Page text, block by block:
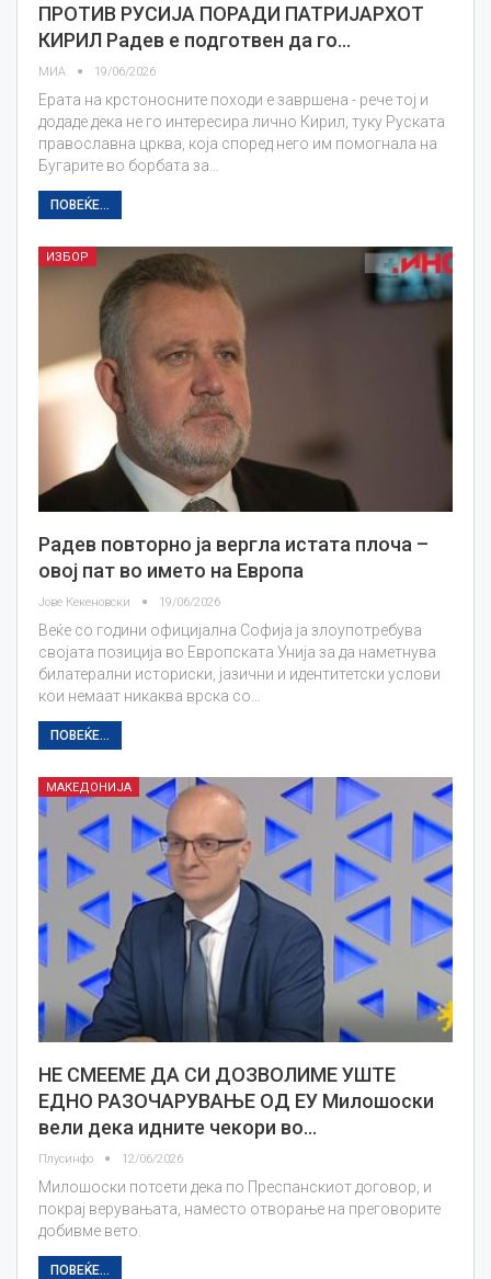
ПРОТИВ РУСИЈА ПОРАДИ ПАТРИЈАРХОТ
КИРИЛ Радев е подготвен да го…
МИА 19/06/2026
Ерата на крстоносните походи е завршена - рече тој и
додаде дека не го интересира лично Кирил, туку Руската
православна црква, која според него им помогнала на
Бугарите во борбата за…
ПОВЕЌЕ...
ИЗБОР
Радев повторно ја вергла истата плоча –
овој пат во името на Европа
Јове Кекеновски 19/06/2026
Веќе со години официјална Софија ја злоупотребува
својата позиција во Европската Унија за да наметнува
билатерални историски, јазични и идентитетски услови
кои немаат никаква врска со…
ПОВЕЌЕ...
МАКЕДОНИЈА
НЕ СМЕЕМЕ ДА СИ ДОЗВОЛИМЕ УШТЕ
ЕДНО РАЗОЧАРУВАЊЕ ОД ЕУ Милошоски
вели дека идните чекори во…
Плусинфо 12/06/2026
Милошоски потсети дека по Преспанскиот договор, и
покрај верувањата, наместо отворање на преговорите
добивме вето.
ПОВЕЌЕ...